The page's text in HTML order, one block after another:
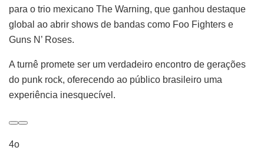
para o trio mexicano The Warning, que ganhou destaque
global ao abrir shows de bandas como Foo Fighters e
Guns N’ Roses.
A turnê promete ser um verdadeiro encontro de gerações
do punk rock, oferecendo ao público brasileiro uma
experiência inesquecível.
4o